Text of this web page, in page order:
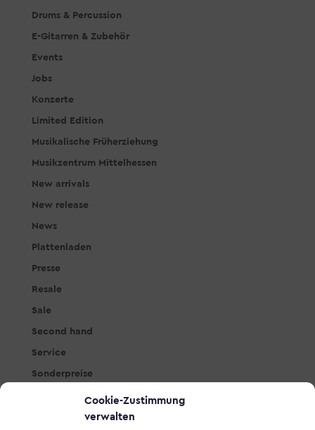
Cookie-Zustimmung
verwalten
Drums & Percussion
E-Gitarren & Zubehör
Events
Jobs
Konzerte
Limited Edition
Musikalische Früherziehung
Musikzentrum Mittelhessen
New arrivals
New release
News
Plattenladen
Presse
Resale
Sale
Second hand
Service
Sonderpreise
Tasteninstrumente